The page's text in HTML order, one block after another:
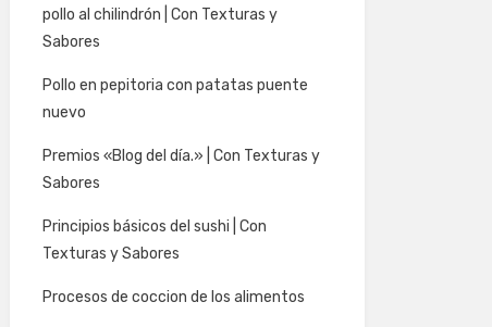
pollo al chilindrón | Con Texturas y
Sabores
Pollo en pepitoria con patatas puente
nuevo
Premios «Blog del día.» | Con Texturas y
Sabores
Principios básicos del sushi | Con
Texturas y Sabores
Procesos de coccion de los alimentos